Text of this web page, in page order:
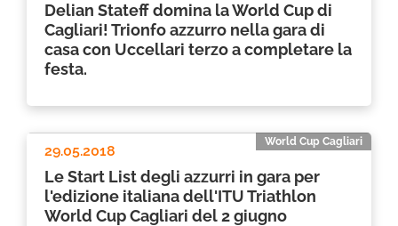
Delian Stateff domina la World Cup di
Cagliari! Trionfo azzurro nella gara di
casa con Uccellari terzo a completare la
festa.
World Cup Cagliari
29.05.2018
Le Start List degli azzurri in gara per
l'edizione italiana dell'ITU Triathlon
World Cup Cagliari del 2 giugno